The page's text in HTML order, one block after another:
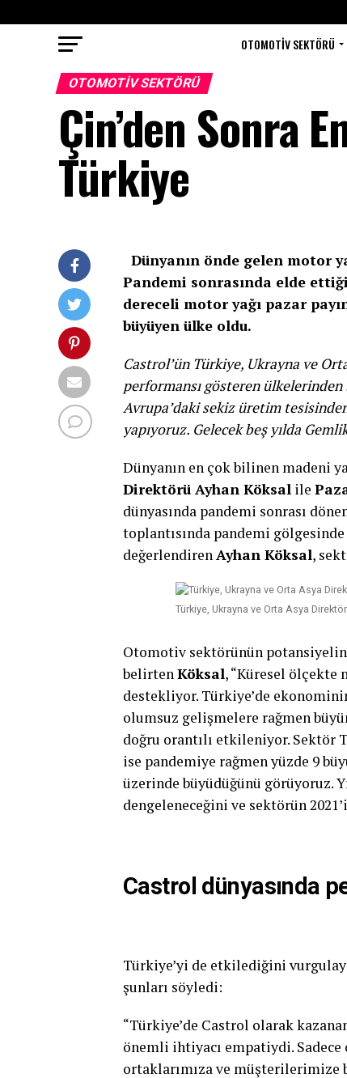
OTOMOTIV SEKTÖRÜ
OTOMOTIV SEKTÖRÜ
Çin’den Sonra
Türkiye
Dünyanın önde gelen motor
Pandemi sonrasında elde
dereceli motor yağı pazar
büyüyen ülke oldu.
Castrol’ün Türkiye, Ukrayna ve
performansı gösteren
Avrupa’daki sekiz üretim
yapıyoruz. Gelecek beş yılda
Dünyanın en çok bilinen madeni
Direktörü Ayhan Köksal ile
dünyasında pandemi sonrası
toplantısında pandemi gölgesinde
değerlendirenAyhan Köksal,
Türkiye, Ukrayna ve Orta Asya
Otomotiv sektörünün
belirtenKöksal, “Küresel ölçekte
destekliyor. Türkiye’de
olumsuz gelişmelere rağmen
doğru orantılı etkileniyor. Sektör
ise pandemiye rağmen yüzde 9
üzerinde büyüdüğünü görüyoruz.
dengeleneceğini ve sektörün
Castrol dünyasında
Türkiye’yi de etkilediğini
şunları söyledi:
“Türkiye’de Castrol olarak
önemli ihtiyacı empatiydi. Sadece
ortaklarımıza ve müşterilerimize